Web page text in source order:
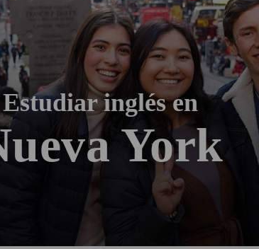
Estudiar inglés en
York